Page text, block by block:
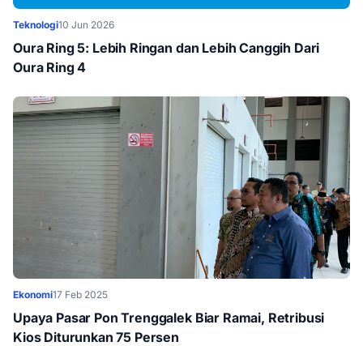
Teknologi10 Jun 2026
Oura Ring 5: Lebih Ringan dan Lebih Canggih Dari
Oura Ring 4
Ekonomi17 Feb 2025
Upaya Pasar Pon Trenggalek Biar Ramai, Retribusi
Kios Diturunkan 75 Persen